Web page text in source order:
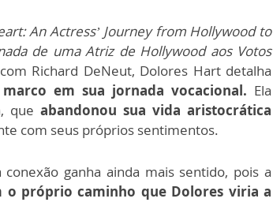
An Actress’ Journey from Hollywood to
de uma Atriz de Hollywood aos Votos
Richard DeNeut, Dolores Hart detalha
em sua jornada vocacional. Ela
que abandonou sua vida aristocrática
com seus próprios sentimentos.
conexão ganha ainda mais sentido, pois a
o próprio caminho que Dolores viria a